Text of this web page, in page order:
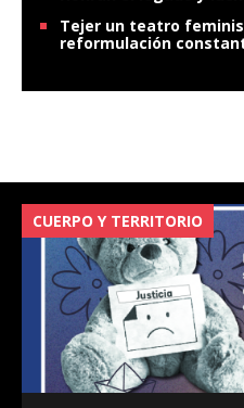
Tejer un teatro
reformulación
CUERPO Y TERRITORIO